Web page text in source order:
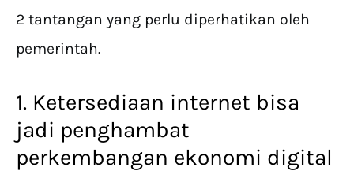
2 tantangan yang perlu diperhatikan oleh
pemerintah.
1. Ketersediaan internet bisa
jadi penghambat
perkembangan ekonomi digital